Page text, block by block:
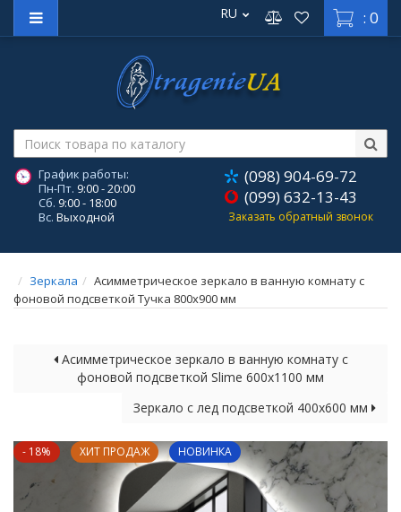
: 0
RU
График работы:
Пн-Пт. 9:00 - 20:00
Сб. 9:00 - 18:00
Вс. Выходной
(098) 904-69-72
(099) 632-13-43
Заказать обратный звонок
Зеркала
Асимметрическое зеркало в ванную комнату с
фоновой подсветкой Тучка 800х900 мм
Асимметрическое зеркало в ванную комнату с
фоновой подсветкой Slime 600х1100 мм
Зеркало с лед подсветкой 400х600 мм
- 18% ХИТ ПРОДАЖ НОВИНКА